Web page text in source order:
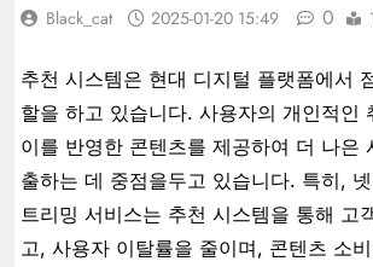
Black_cat 2025-01-20 15:49 0
추천 시스템은 현대 디지털 플랫폼에서
할을 하고 있습니다. 사용자의 개인적인
이를 반영한 콘텐츠를 제공하여 더 나은
출하는 데 중점을두고 있습니다. 특히,
트리밍 서비스는 추천 시스템을 통해 고
고, 사용자 이탈률을 줄이며, 콘텐츠 소